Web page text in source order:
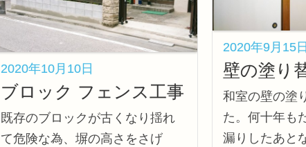
2020年10月10日
ブロック フェンス工事
既存のブロックが古くなり揺れ
て危険な為、塀の高さをさげ
2020年9月15日
壁の塗り
和室の壁の塗
た。何十年も
漏りしたあと